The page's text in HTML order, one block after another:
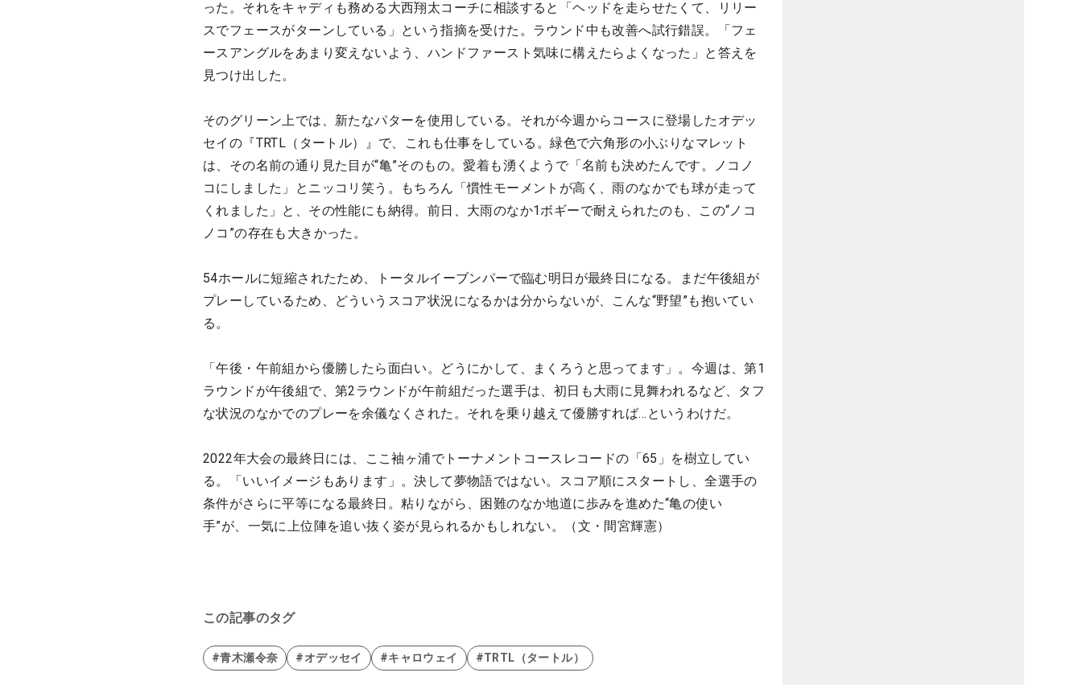
った。それをキャディも務める大西翔太コーチに相談すると「ヘッドを走らせたくて、リリー
スでフェースがターンしている」という指摘を受けた。ラウンド中も改善へ試行錯誤。「フェ
ースアングルをあまり変えないよう、ハンドファースト気味に構えたらよくなった」と答えを
見つけ出した。
そのグリーン上では、新たなパターを使用している。それが今週からコースに登場したオデッ
セイの『TRTL（タートル）』で、これも仕事をしている。緑色で六角形の小ぶりなマレット
は、その名前の通り見た目が“亀”そのもの。愛着も湧くようで「名前も決めたんです。ノコノ
コにしました」とニッコリ笑う。もちろん「慣性モーメントが高く、雨のなかでも球が走って
くれました」と、その性能にも納得。前日、大雨のなか1ボギーで耐えられたのも、この“ノコ
ノコ”の存在も大きかった。
54ホールに短縮されたため、トータルイーブンパーで臨む明日が最終日になる。まだ午後組が
プレーしているため、どういうスコア状況になるかは分からないが、こんな“野望”も抱いてい
る。
「午後・午前組から優勝したら面白い。どうにかして、まくろうと思ってます」。今週は、第1
ラウンドが午後組で、第2ラウンドが午前組だった選手は、初日も大雨に見舞われるなど、タフ
な状況のなかでのプレーを余儀なくされた。それを乗り越えて優勝すれば…というわけだ。
2022年大会の最終日には、ここ袖ヶ浦でトーナメントコースレコードの「65」を樹立してい
る。「いいイメージもあります」。決して夢物語ではない。スコア順にスタートし、全選手の
条件がさらに平等になる最終日。粘りながら、困難のなか地道に歩みを進めた“亀の使い
手”が、一気に上位陣を追い抜く姿が見られるかもしれない。（文・間宮輝憲）
この記事のタグ
#青木瀬令奈 #オデッセイ #キャロウェイ #TRTL（タートル）